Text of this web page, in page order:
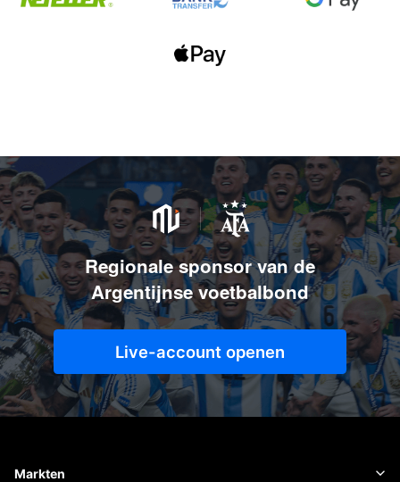
Regionale sponsor van de
Argentijnse voetbalbond
Live-account openen
Markten